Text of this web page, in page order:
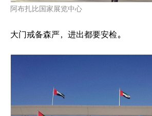
阿布扎比国家展览中心
大门戒备森严，进出都要安检。